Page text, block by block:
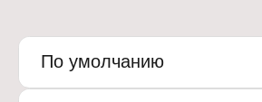
По умолчанию